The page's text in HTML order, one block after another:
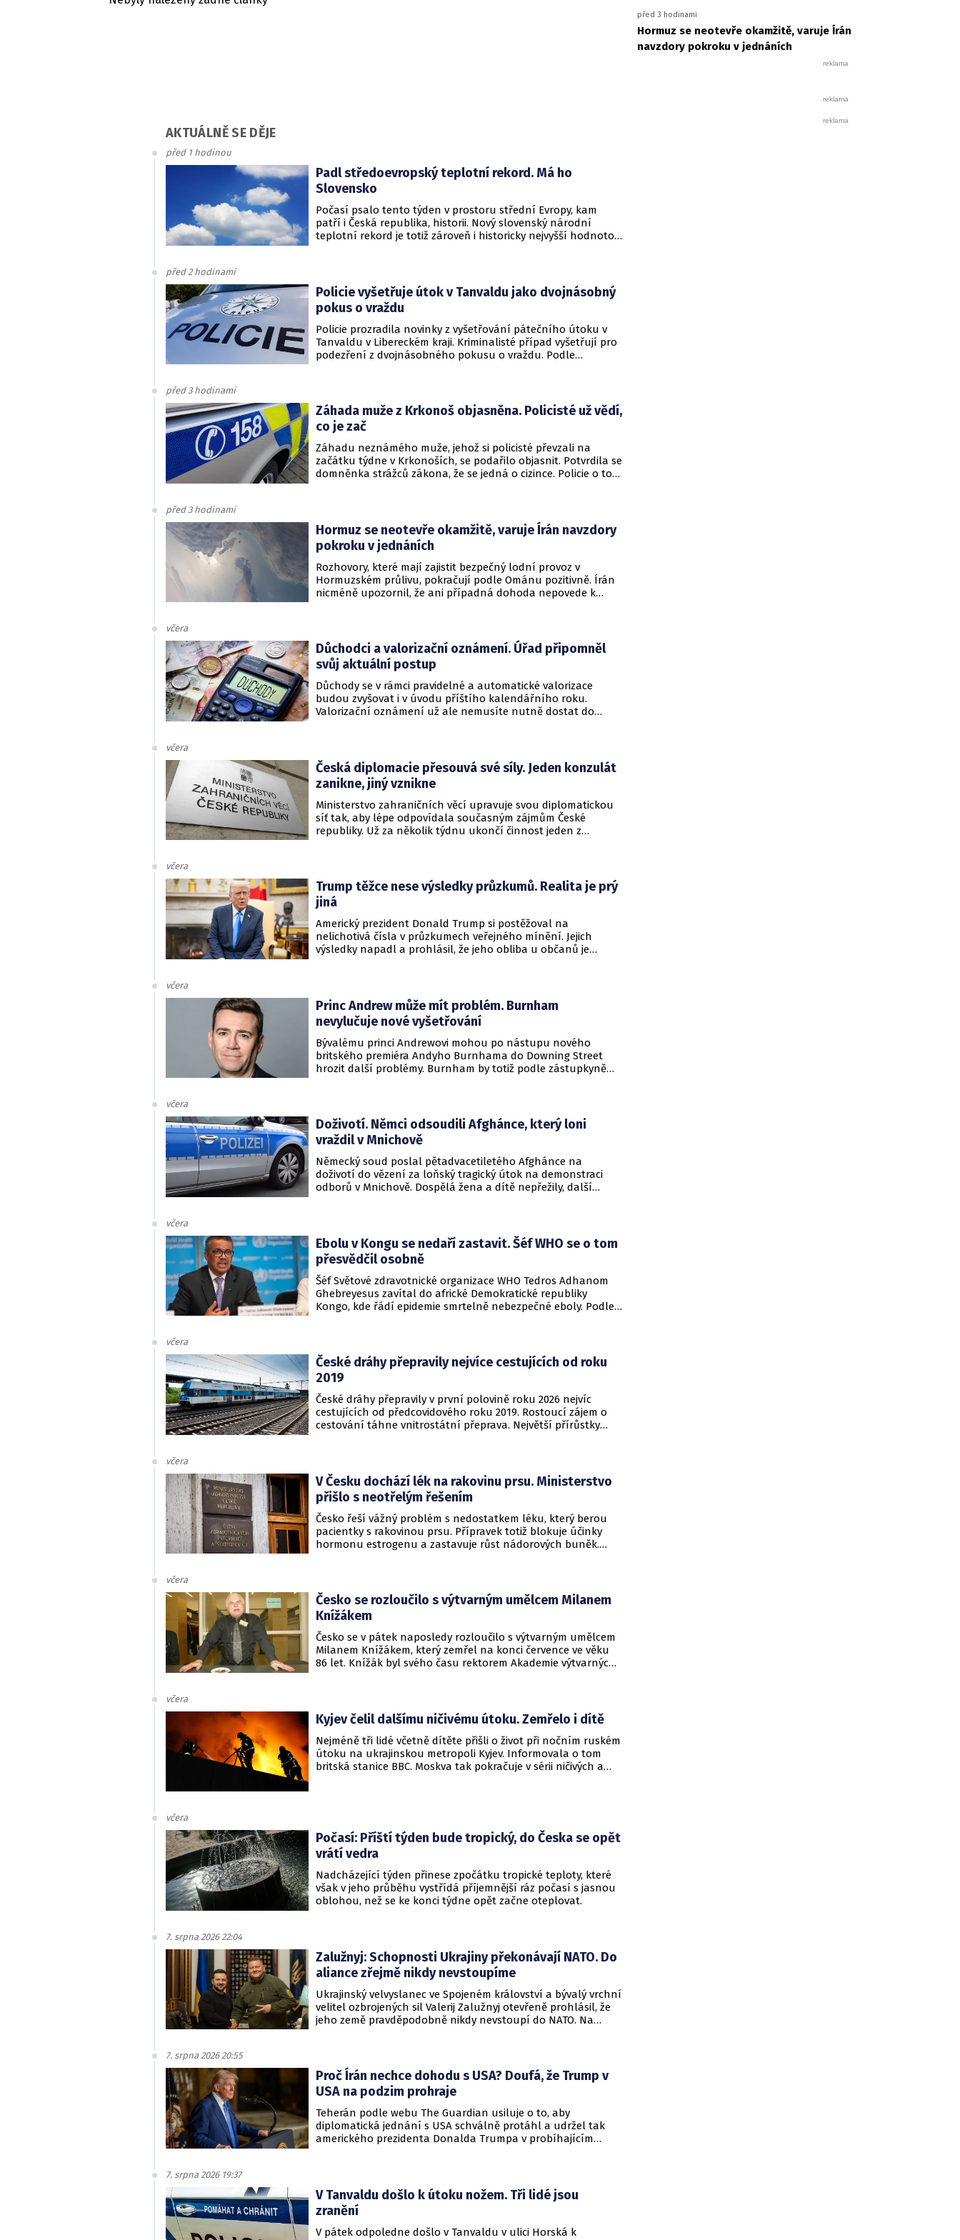
před 3 hodinami
Hormuz se neotevře okamžitě, varuje Írán
navzdory pokroku v jednáních
AKTUÁLNĚ SE DĚJE
před 1 hodinou
Padl středoevropský teplotní rekord. Má ho
Slovensko
Počasí psalo tento týden v prostoru střední Evropy, kam
patří i Česká republika, historii. Nový slovenský národní
teplotní rekord je totiž zároveň i historicky nejvyšší hodnotou
před 2 hodinami
Policie vyšetřuje útok v Tanvaldu jako dvojnásobný
pokus o vraždu
Policie prozradila novinky z vyšetřování pátečního útoku v
Tanvaldu v Libereckém kraji. Kriminalisté případ vyšetřují pro
podezření z dvojnásobného pokusu o vraždu. Podle
před 3 hodinami
Záhada muže z Krkonoš objasněna. Policisté už vědí,
co je zač
Záhadu neznámého muže, jehož si policisté převzali na
začátku týdne v Krkonoších, se podařilo objasnit. Potvrdila se
domněnka strážců zákona, že se jedná o cizince. Policie o tom
před 3 hodinami
Hormuz se neotevře okamžitě, varuje Írán navzdory
pokroku v jednáních
Rozhovory, které mají zajistit bezpečný lodní provoz v
Hormuzském průlivu, pokračují podle Ománu pozitivně. Írán
nicméně upozornil, že ani případná dohoda nepovede k
včera
Důchodci a valorizační oznámení. Úřad připomněl
svůj aktuální postup
Důchody se v rámci pravidelné a automatické valorizace
budou zvyšovat i v úvodu příštího kalendářního roku.
Valorizační oznámení už ale nemusíte nutně dostat do
včera
Česká diplomacie přesouvá své síly. Jeden konzulát
zanikne, jiný vznikne
Ministerstvo zahraničních věcí upravuje svou diplomatickou
síť tak, aby lépe odpovídala současným zájmům České
republiky. Už za několik týdnu ukončí činnost jeden z
včera
Trump těžce nese výsledky průzkumů. Realita je prý
jiná
Americký prezident Donald Trump si postěžoval na
nelichotivá čísla v průzkumech veřejného mínění. Jejich
výsledky napadl a prohlásil, že jeho obliba u občanů je
včera
Princ Andrew může mít problém. Burnham
nevylučuje nové vyšetřování
Bývalému princi Andrewovi mohou po nástupu nového
britského premiéra Andyho Burnhama do Downing Street
hrozit další problémy. Burnham by totiž podle zástupkyně
včera
Doživotí. Němci odsoudili Afghánce, který loni
vraždil v Mnichově
Německý soud poslal pětadvacetiletého Afghánce na
doživotí do vězení za loňský tragický útok na demonstraci
odborů v Mnichově. Dospělá žena a dítě nepřežily, další
včera
Ebolu v Kongu se nedaří zastavit. Šéf WHO se o tom
přesvědčil osobně
Šéf Světové zdravotnické organizace WHO Tedros Adhanom
Ghebreyesus zavítal do africké Demokratické republiky
Kongo, kde řádí epidemie smrtelně nebezpečné eboly. Podle
včera
České dráhy přepravily nejvíce cestujících od roku
2019
České dráhy přepravily v první polovině roku 2026 nejvíc
cestujících od předcovidového roku 2019. Rostoucí zájem o
cestování táhne vnitrostátní přeprava. Největší přírůstky
individuálním motorismem.
včera
V Česku dochází lék na rakovinu prsu. Ministerstvo
přišlo s neotřelým řešením
Česko řeší vážný problém s nedostatkem léku, který berou
pacientky s rakovinou prsu. Přípravek totiž blokuje účinky
hormonu estrogenu a zastavuje růst nádorových buněk.
včera
Česko se rozloučilo s výtvarným umělcem Milanem
Knížákem
Česko se v pátek naposledy rozloučilo s výtvarným umělcem
Milanem Knížákem, který zemřel na konci července ve věku
86 let. Knížák byl svého času rektorem Akademie výtvarných
včera
Kyjev čelil dalšímu ničivému útoku. Zemřelo i dítě
Nejméně tři lidé včetně dítěte přišli o život při nočním ruském
útoku na ukrajinskou metropoli Kyjev. Informovala o tom
britská stanice BBC. Moskva tak pokračuje v sérii ničivých a
včera
Počasí: Příští týden bude tropický, do Česka se opět
vrátí vedra
Nadcházející týden přinese zpočátku tropické teploty, které
však v jeho průběhu vystřídá příjemnější ráz počasí s jasnou
oblohou, než se ke konci týdne opět začne oteplovat.
7. srpna 2026 22:04
Zalužnyj: Schopnosti Ukrajiny překonávají NATO. Do
aliance zřejmě nikdy nevstoupíme
Ukrajinský velvyslanec ve Spojeném království a bývalý vrchní
velitel ozbrojených sil Valerij Zalužnyj otevřeně prohlásil, že
jeho země pravděpodobně nikdy nevstoupí do NATO. Na
nedosažitelné.
7. srpna 2026 20:55
Proč Írán nechce dohodu s USA? Doufá, že Trump v
USA na podzim prohraje
Teherán podle webu The Guardian usiluje o to, aby
diplomatická jednání s USA schválně protáhl a udržel tak
amerického prezidenta Donalda Trumpa v probíhajícím
rukojmími za prezidenta Jimmyho Cartera.
7. srpna 2026 19:37
V Tanvaldu došlo k útoku nožem. Tři lidé jsou
zranění
V pátek odpoledne došlo v Tanvaldu v ulici Horská k